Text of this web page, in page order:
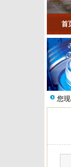
首
您